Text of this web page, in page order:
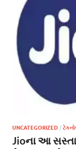
UNCATEGORIZED /
Jioના આ સસ્તા